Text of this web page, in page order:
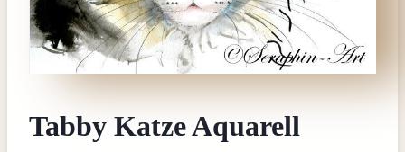
Tabby Katze Aquarell